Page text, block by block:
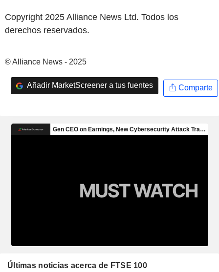
Copyright 2025 Alliance News Ltd. Todos los
derechos reservados.
© Alliance News - 2025
Añadir MarketScreener a tus fuentes Comparte
Últimas noticias acerca de FTSE 100